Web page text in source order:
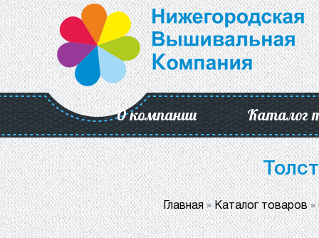
О компании Каталог
Главная»Каталог товаров»